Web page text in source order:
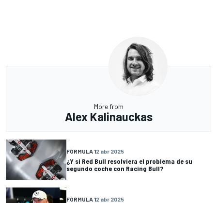
More from
Alex Kalinauckas
FÓRMULA 12 abr 2025
¿Y si Red Bull resolviera el problema de su
segundo coche con Racing Bull?
FÓRMULA 12 abr 2025